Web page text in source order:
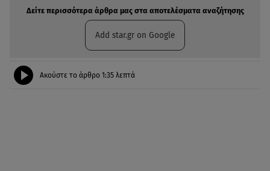
Δείτε περισσότερα άρθρα μας στα αποτελέσματα αναζήτησης
Add star.gr on Google
Ακούστε το άρθρο 1:35 λεπτά